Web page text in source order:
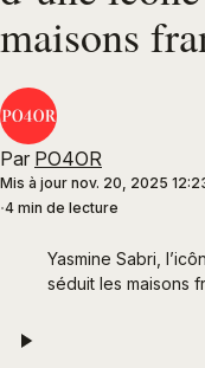
maisons
Par PO4OR
Mis à jour nov. 20, 2025
4 min de lecture
Yasmine Sabri,
séduit les maisons